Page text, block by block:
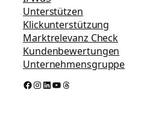
Unterstützen
Klickunterstützung
Marktrelevanz Check
Kundenbewertungen
Unternehmensgruppe
Facebook InstagramLinkedIn YouTube Threads